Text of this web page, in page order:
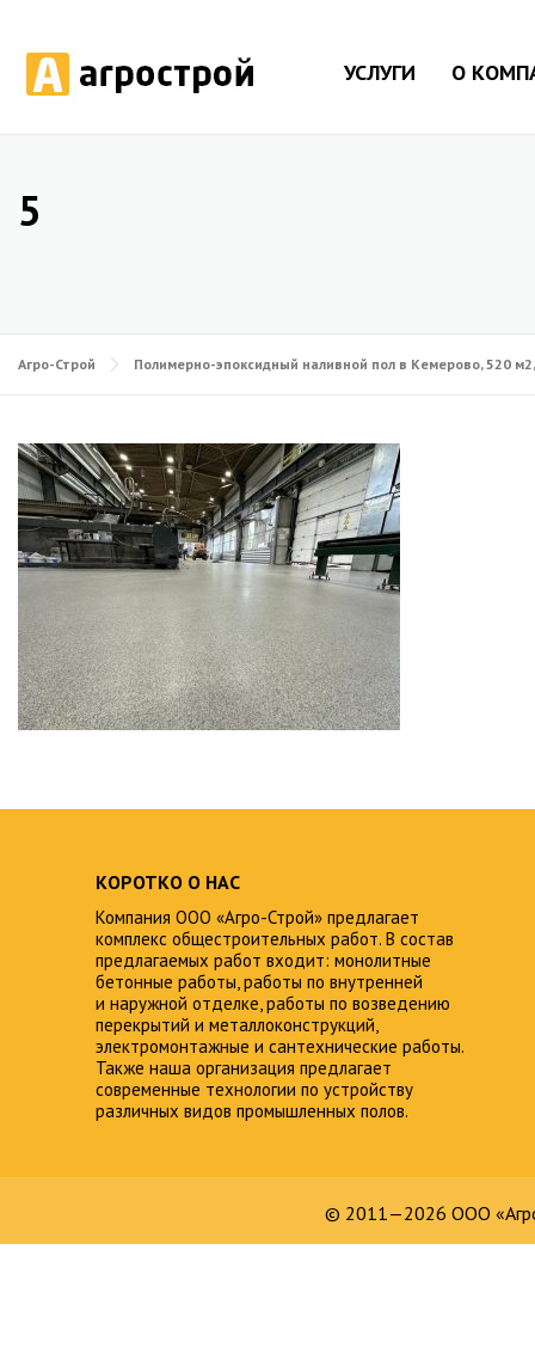
УСЛУГИ О
5
Агро-Строй Полимерно-эпоксидный наливной пол в Кемерово, 520
КОРОТКО О НАС
Компания ООО «Агро-Строй» предлагает
комплекс общестроительных работ. В состав
предлагаемых работ входит: монолитные
бетонные работы, работы по внутренней
и наружной отделке, работы по возведению
перекрытий и металлоконструкций,
электромонтажные и сантехнические работы.
Также наша организация предлагает
современные технологии по устройству
различных видов промышленных полов.
© 2011—2026 ООО